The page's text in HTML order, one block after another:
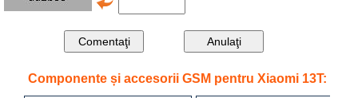
Componente și accesorii GSM pentru Xiaomi 13T: